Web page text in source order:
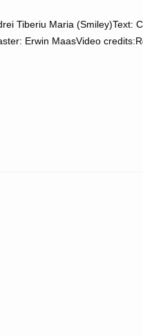
Tiberiu Maria (Smiley)Text:
Erwin MaasVideo